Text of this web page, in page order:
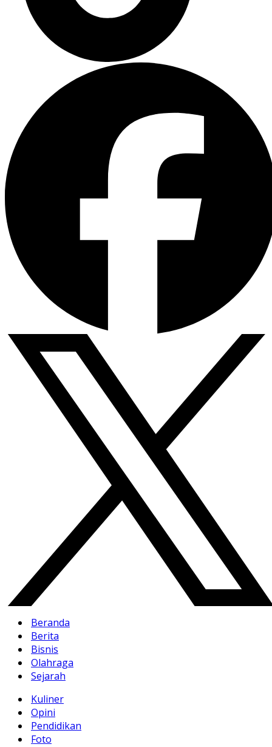
Beranda
Berita
Bisnis
Olahraga
Sejarah
Kuliner
Opini
Pendidikan
Foto